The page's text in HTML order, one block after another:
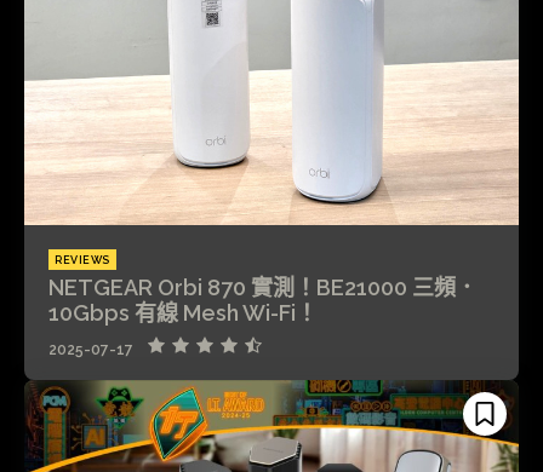
REVIEWS
NETGEAR Orbi 870 實測！BE21000 三頻．
10Gbps 有線 Mesh Wi-Fi！
2025-07-17